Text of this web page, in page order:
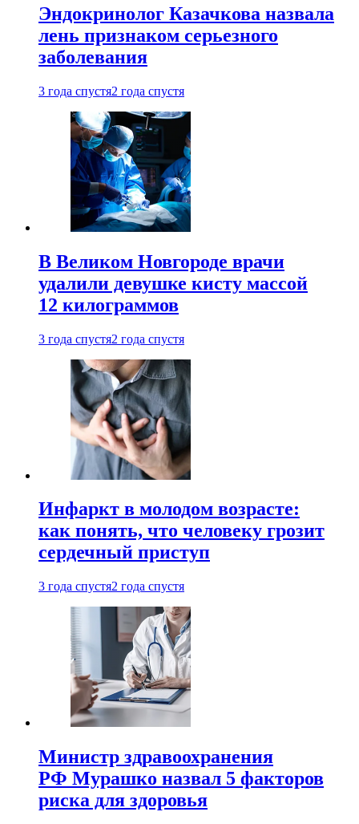
Эндокринолог Казачкова назвала
лень признаком серьезного
заболевания
3 года спустя2 года спустя
В Великом Новгороде врачи
удалили девушке кисту массой
12 килограммов
3 года спустя2 года спустя
Инфаркт в молодом возрасте:
как понять, что человеку грозит
сердечный приступ
3 года спустя2 года спустя
Министр здравоохранения
РФ Мурашко назвал 5 факторов
риска для здоровья